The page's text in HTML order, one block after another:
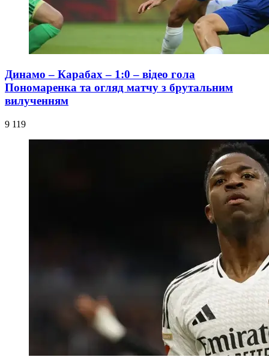
Динамо – Карабах – 1:0 – відео гола
Пономаренка та огляд матчу з брутальним
вилученням
9 119